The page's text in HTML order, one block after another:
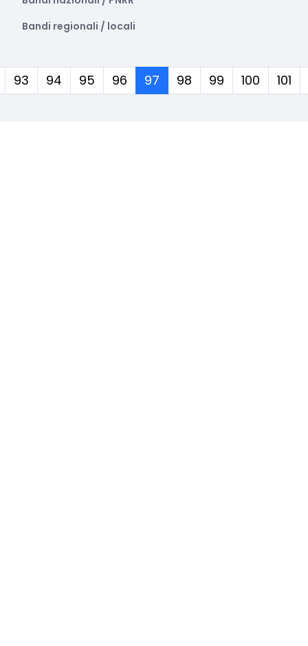
Bandi regionali / locali
93 94 95 96 97(corrente)
98 99 100 101